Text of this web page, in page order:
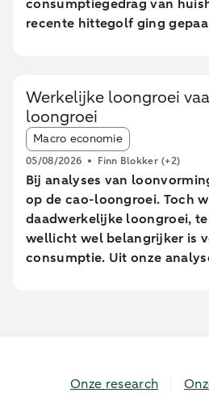
consumptiegedrag van
recente hittegolf ging
pinbestedingen eerst
extreem warme dagen
stedelijke gebieden bleven
relatief beter op peil dan in
gebieden. Met name
drinkgelegenheden namen
brandstof uitgaven elders
Werkelijke loongroei
loongroei
Article tags:
Macro economie
05/08/2026 Finn Blokker (+2)
Bij analyses van
op de cao-loongroei. Toch
daadwerkelijke loongroei,
wellicht wel belangrijker is
consumptie. Uit onze
Onze research